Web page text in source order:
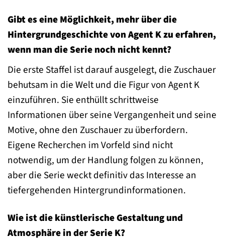
Gibt es eine Möglichkeit, mehr über die
Hintergrundgeschichte von Agent K zu erfahren,
wenn man die Serie noch nicht kennt?
Die erste Staffel ist darauf ausgelegt, die Zuschauer
behutsam in die Welt und die Figur von Agent K
einzuführen. Sie enthüllt schrittweise
Informationen über seine Vergangenheit und seine
Motive, ohne den Zuschauer zu überfordern.
Eigene Recherchen im Vorfeld sind nicht
notwendig, um der Handlung folgen zu können,
aber die Serie weckt definitiv das Interesse an
tiefergehenden Hintergrundinformationen.
Wie ist die künstlerische Gestaltung und
Atmosphäre in der Serie K?